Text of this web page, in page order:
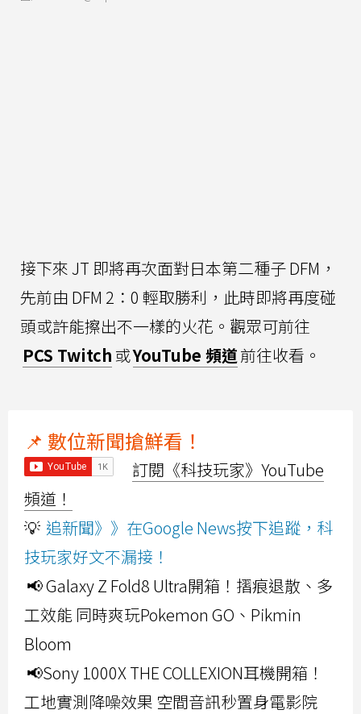
接下來 JT 即將再次面對日本第二種子 DFM，
先前由 DFM 2：0 輕取勝利，此時即將再度碰
頭或許能擦出不一樣的火花。觀眾可前往
PCS Twitch 或YouTube 頻道前往收看。
📌 數位新聞搶鮮看！
訂閱《科技玩家》YouTube
頻道！
💡 追新聞》》在Google News按下追蹤，科
技玩家好文不漏接！
📢 Galaxy Z Fold8 Ultra開箱！摺痕退散、多
工效能 同時爽玩Pokemon GO、Pikmin
Bloom
📢Sony 1000X THE COLLEXION耳機開箱！
工地實測降噪效果 空間音訊秒置身電影院